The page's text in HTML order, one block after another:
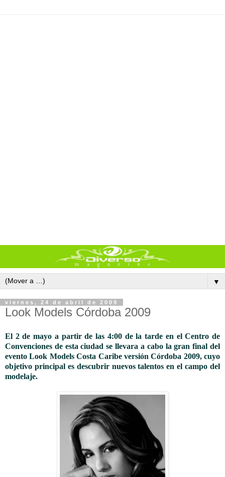
▼
viernes, 24 de abril de 2009
Look Models Córdoba 2009
El 2 de mayo a partir de las 4:00 de la tarde en el Centro de
Convenciones de esta ciudad se llevara a cabo la gran final del
evento Look Models Costa Caribe versión Córdoba 2009, cuyo
objetivo principal es descubrir nuevos talentos en el campo del
modelaje.